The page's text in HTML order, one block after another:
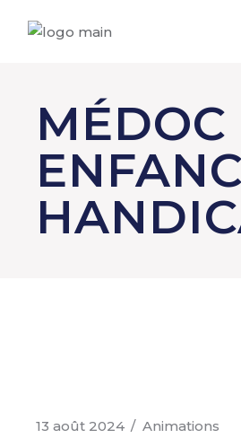
MÉDOC
13 août 2024 Animations